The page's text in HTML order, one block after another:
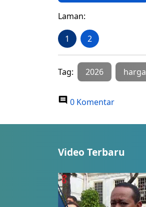
Laman:
1 2
Tag: 2026 harga
0 Komentar
Video Terbaru